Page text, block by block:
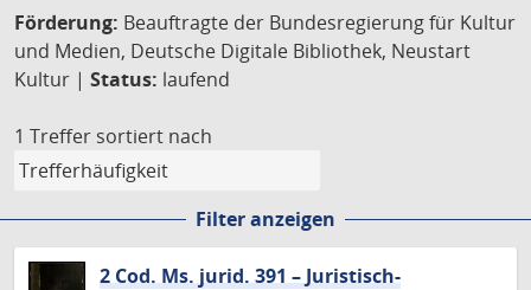
Förderung: Beauftragte der Bundesregierung für Kultur
und Medien, Deutsche Digitale Bibliothek, Neustart
Kultur | Status: laufend
1 Treffer sortiert nach
Filter anzeigen
2 Cod. Ms. jurid. 391 – Juristisch-